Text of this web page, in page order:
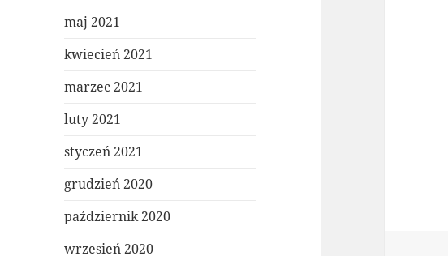
maj 2021
kwiecień 2021
marzec 2021
luty 2021
styczeń 2021
grudzień 2020
październik 2020
wrzesień 2020